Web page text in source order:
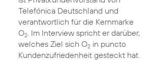
Telefónica Deutschland und
verantwortlich für die Kernmarke
O2. Im Interview spricht er darüber,
welches Ziel sich O2in puncto
Kundenzufriedenheit gesteckt hat.